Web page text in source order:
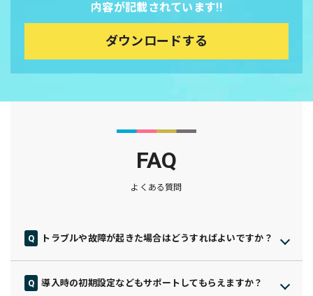
内容が記載されています!!
ダウンロードする
FAQ
よくある質問
トラブルや故障が起きた場合はどうすればよいですか？
プリンターの状況をお伺いしながら、電話サポート・出張サポ
導入時の初期設定などもサポートしてもらえますか？